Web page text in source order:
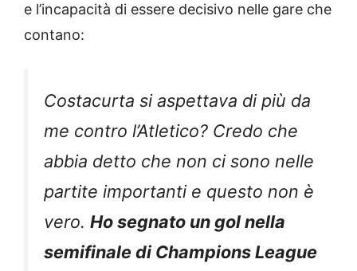
e l’incapacità di essere decisivo nelle gare che
contano:
Costacurta si aspettava di più da
me contro l’Atletico? Credo che
abbia detto che non ci sono nelle
partite importanti e questo non è
vero. Ho segnato un gol nella
semifinale di Champions League